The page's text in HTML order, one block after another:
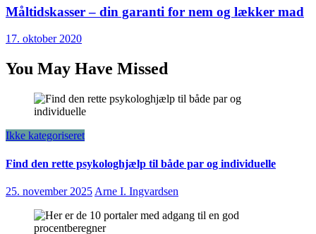
Måltidskasser – din garanti for nem og lækker mad
17. oktober 2020
You May Have Missed
Ikke kategoriseret
Find den rette psykologhjælp til både par og individuelle
25. november 2025 Arne I. Ingvardsen